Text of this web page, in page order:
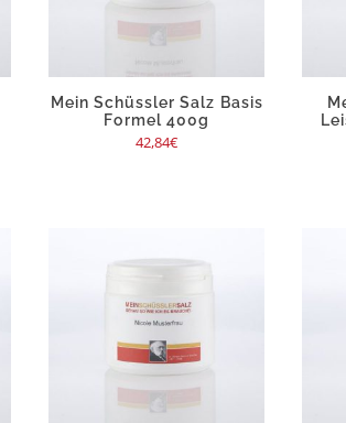
Mein Schüssler Salz Basis
Formel 400g
42,84€